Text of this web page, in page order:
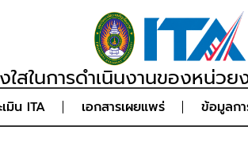
ใสในการดำเนินงานของหน่ว
มิน ITA เอกสารเผยแพร่ ข้อมูลกา